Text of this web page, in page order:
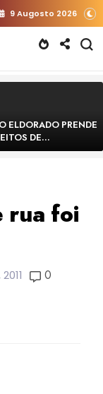
9 Augosto 2026
ELDORADO PRENDE
DE
R$ 25 MILHÕES
rua foi
0